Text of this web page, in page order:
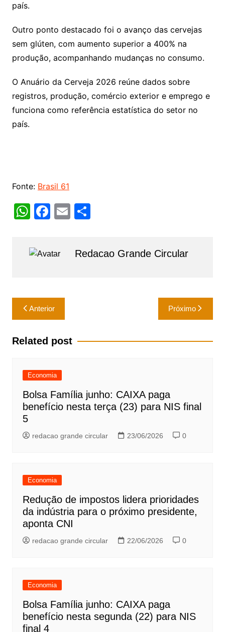
país.
Outro ponto destacado foi o avanço das cervejas
sem glúten, com aumento superior a 400% na
produção, acompanhando mudanças no consumo.
O Anuário da Cerveja 2026 reúne dados sobre
registros, produção, comércio exterior e emprego e
funciona como referência estatística do setor no
país.
Fonte: Brasil 61
W
at
s
p
F
e
o
k
E S
e
Redacao Grande Circular
Navegação
de
Post
Anterior Próximo
Related post
Economia
Bolsa Família junho: CAIXA paga
benefício nesta terça (23) para NIS final
5
redacao grande circular 23/06/2026 0
Economia
Redução de impostos lidera prioridades
da indústria para o próximo presidente,
aponta CNI
redacao grande circular 22/06/2026 0
Economia
Bolsa Família junho: CAIXA paga
benefício nesta segunda (22) para NIS
final 4